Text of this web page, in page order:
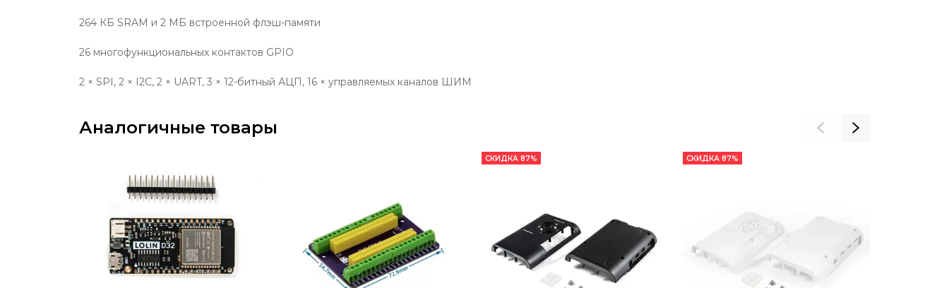
264 КБ SRAM и 2 МБ встроенной флэш-памяти
26 многофункциональных контактов GPIO
2 × SPI, 2 × I2C, 2 × UART, 3 × 12-битный АЦП, 16 × управляемых каналов ШИМ
Аналогичные товары
СКИДКА 87% СКИДКА 87%